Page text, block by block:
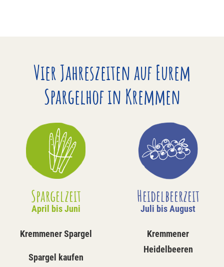
Vier Jahreszeiten auf Eurem
Spargelhof in Kremmen
Spargelzeit
April bis Juni
Kremmener Spargel
Spargel kaufen
Heidelbeerzeit
Juli bis August
Kremmener
Heidelbeeren